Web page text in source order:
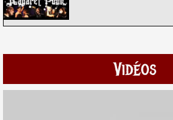
Vidéos